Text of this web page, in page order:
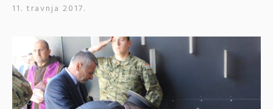
11. travnja 2017.